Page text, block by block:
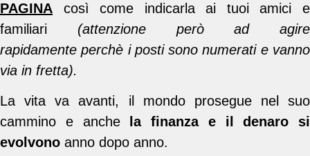
PAGINA così come indicarla ai tuoi amici e
familiari (attenzione però ad agire
rapidamente perchè i posti sono numerati e vanno
via in fretta).
La vita va avanti, il mondo prosegue nel suo
cammino e anchela finanza e il denaro si
evolvono anno dopo anno.